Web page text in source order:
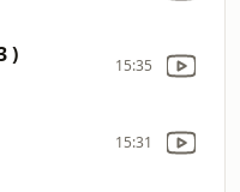
) 15:35
15:31